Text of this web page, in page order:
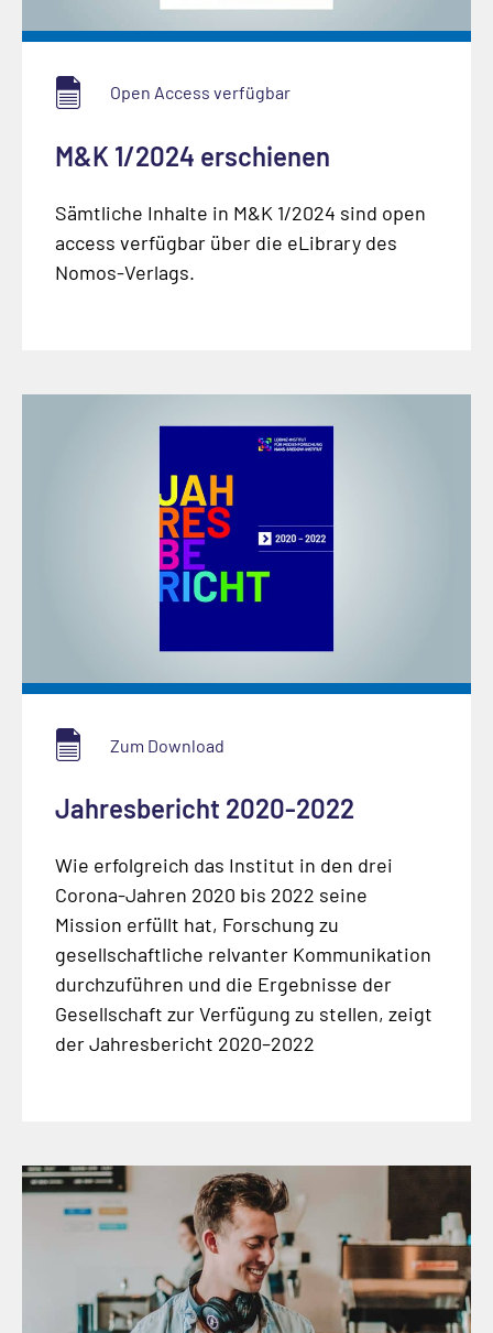
Open Access verfügbar
M&K 1/2024 erschienen
Sämtliche Inhalte in M&K 1/2024 sind open
access verfügbar über die eLibrary des
Nomos-Verlags.
Zum Download
Jahresbericht 2020-2022
Wie erfolgreich das Institut in den drei
Corona-Jahren 2020 bis 2022 seine
Mission erfüllt hat, Forschung zu
gesellschaftliche relvanter Kommunikation
durchzuführen und die Ergebnisse der
Gesellschaft zur Verfügung zu stellen, zeigt
der Jahresbericht 2020–2022